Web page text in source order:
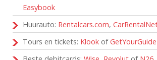
Easybook
Huurauto: Rentalcars.com,
Tours en tickets: Klook ofGetYourGuide